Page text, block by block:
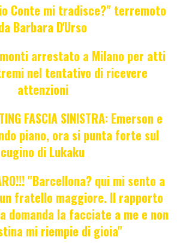
Conte mi tradisce?" terremoto
Barbara D'Urso
arrestato a Milano per atti
nel tentativo di ricevere
attenzioni
FASCIA SINISTRA: Emerson e
piano, ora si punta forte sul
cugino di Lukaku
"Barcellona? qui mi sento a
fratello maggiore. Il rapporto
domanda la facciate a me e non
mi riempie di gioia"